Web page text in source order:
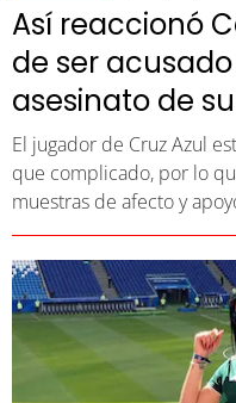
Así reaccionó
de ser
asesinato de
El jugador de Cruz Azul
que complicado, por lo
muestras de afecto y